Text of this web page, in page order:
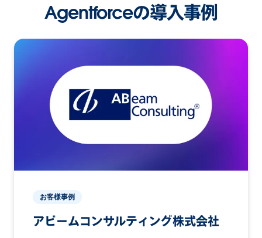
Agentforceの導入事例
お客様事例
アビームコンサルティング株式会社